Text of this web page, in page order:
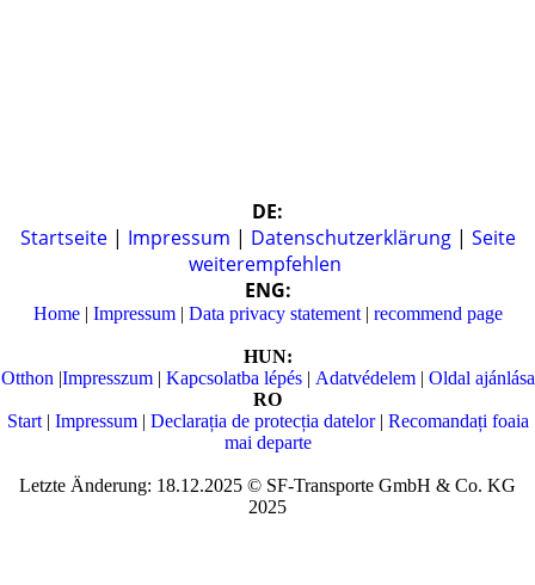
DE:
Startseite | Impressum | Datenschutzerklärung | Seite
weiterempfehlen
ENG:
Home | Impressum | Data privacy statement| recommend page
HUN:
Otthon |Impresszum | Kapcsolatba lépés| Adatvédelem| Oldal ajánlása
RO
Start | Impressum | Declarația de protecția datelor| Recomandați foaia
mai departe
Letzte Änderung: 18.12.2025 © SF-Transporte GmbH & Co. KG
2025